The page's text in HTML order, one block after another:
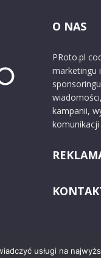
O NAS
PRoto.pl
marketingu
kampanii,
usługi na